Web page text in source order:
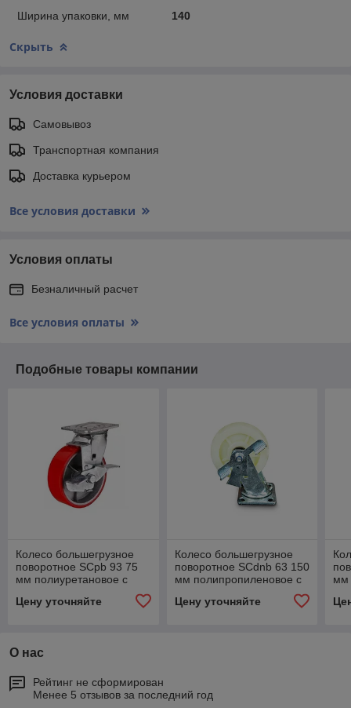
Ширина упаковки, мм
140
Скрыть
Условия доставки
Самовывоз
Транспортная компания
Доставка курьером
Все условия доставки
Условия оплаты
Безналичный расчет
Все условия оплаты
Подобные товары компании
Колесо большегрузное
поворотное SCpb 93 75
мм полиуретановое с
Цену уточняйте
Колесо большегрузное
поворотное SCdnb 63 150
мм полипропиленовое с
Цену уточняйте
мм
О нас
Рейтинг не сформирован
Менее 5 отзывов за последний год